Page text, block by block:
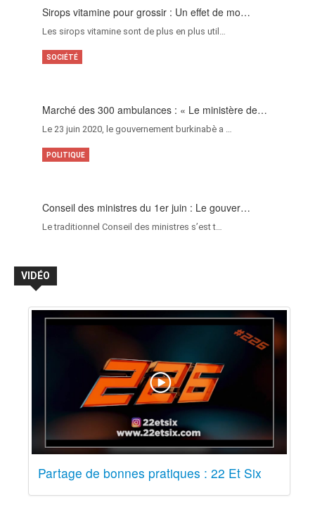
Sirops vitamine pour grossir : Un effet de mo…
Les sirops vitamine sont de plus en plus util…
Marché des 300 ambulances : « Le ministère de…
Le 23 juin 2020, le gouvernement burkinabè a …
SOCIÉTÉ
Conseil des ministres du 1er juin : Le gouver…
Le traditionnel Conseil des ministres s’est t…
POLITIQUE
VIDÉO
Partage de bonnes pratiques : 22 Et Six